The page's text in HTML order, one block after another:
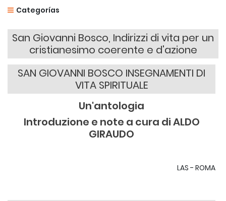
Categorías
San Giovanni Bosco, Indirizzi di vita per un
cristianesimo coerente e d'azione
SAN GIOVANNI BOSCO INSEGNAMENTI DI
VITA SPIRITUALE
Un'antologia
Introduzione e note a cura di ALDO
GIRAUDO
LAS - ROMA